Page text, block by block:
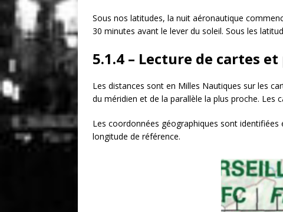
Sous nos latitudes, la nuit aéronautique
30 minutes avant le lever du soleil. Sous les
5.1.4 – Lecture de cartes
Les distances sont en Milles Nautiques sur les
du méridien et de la parallèle la plus proche. Les
Les coordonnées géographiques sont
longitude de référence.